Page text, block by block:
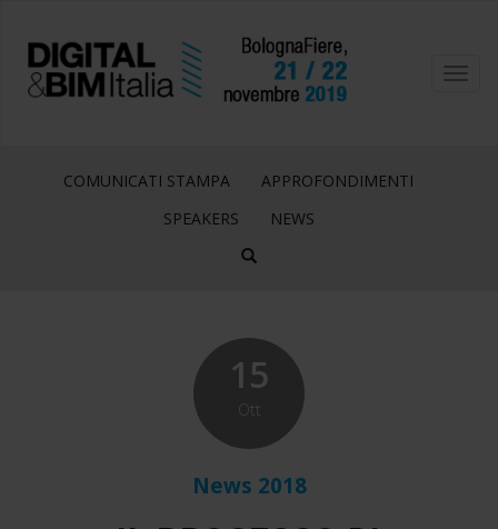
COMUNICATI STAMPA
APPROFONDIMENTI
SPEAKERS
NEWS
15
Ott
News 2018